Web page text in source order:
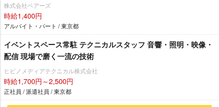
株式会社ベアーズ
時給1,400円
アルバイト・パート / 東京都
イベントスペース常駐 テクニカルスタッフ 音響・照明・映像・
配信 現場で磨く一流の技術
ヒビノメディアテクニカル株式会社
時給1,700円～2,500円
正社員 / 派遣社員 / 東京都